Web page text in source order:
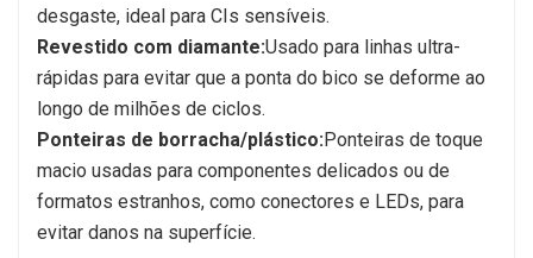
desgaste, ideal para CIs sensíveis.
Revestido com diamante:Usado para linhas ultra-
rápidas para evitar que a ponta do bico se deforme ao
longo de milhões de ciclos.
Ponteiras de borracha/plástico:Ponteiras de toque
macio usadas para componentes delicados ou de
formatos estranhos, como conectores e LEDs, para
evitar danos na superfície.